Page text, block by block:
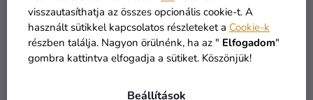
visszautasíthatja az összes opcionális cookie-t. A
használt sütikkel kapcsolatos részleteket a Cookie-k
részben találja. Nagyon örülnénk, ha az " Elfogadom"
gombra kattintva elfogadja a sütiket. Köszönjük!
Beállítások